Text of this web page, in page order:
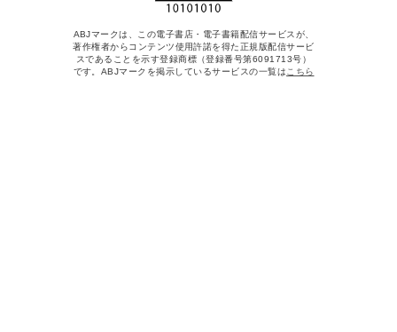
ABJマークは、この電子書店・電子書籍配信サービスが、
著作権者からコンテンツ使用許諾を得た正規版配信サービ
スであることを示す登録商標（登録番号第6091713号）
です。ABJマークを掲示しているサービスの一覧は こちら